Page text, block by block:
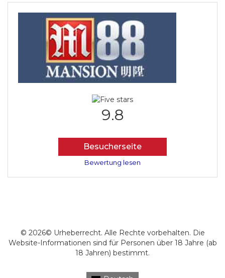
9.8
Besucherseite
Bewertung lesen
© 2026© Urheberrecht. Alle Rechte vorbehalten. Die
Website-Informationen sind für Personen über 18 Jahre (ab
18 Jahren) bestimmt.